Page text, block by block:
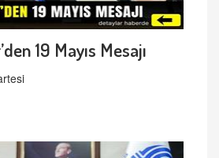
19 Mayıs Mesajı